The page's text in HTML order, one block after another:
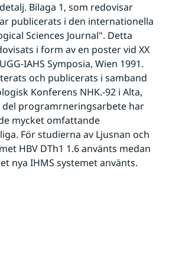
Bilaga 1, som redovisar
publicerats i den internationella
Sciences Journal". Detta
i form av en poster vid XX
IAHS Symposia, Wien 1991.
och publicerats i samband
Konferens NHK.-92 i Alta,
del programrneringsarbete har
mycket omfattande
För studierna av Ljusnan och
HBV DTh1 1.6 använts medan
nya IHMS systemet använts.